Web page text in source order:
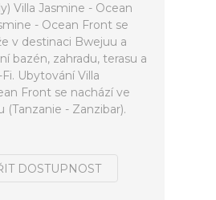
Villa Jasmine - Ocean
- Ocean Front se
v destinaci Bwejuu a
bazén, zahradu, terasu a
Ubytování Villa
Front se nachází ve
(Tanzanie - Zanzibar).
DOSTUPNOST